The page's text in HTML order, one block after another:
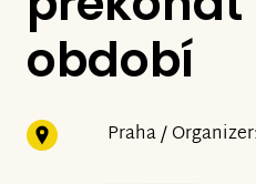
období
Praha / Organizer: